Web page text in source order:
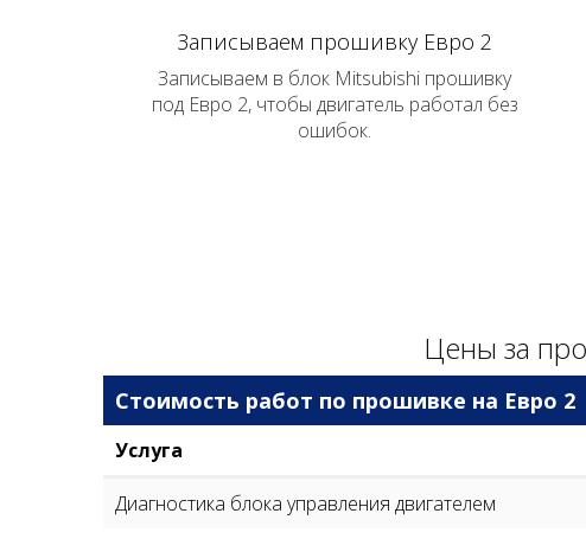
Записываем прошивку Евро 2
Записываем в блок Mitsubishi прошивку
под Евро 2, чтобы двигатель работал без
ошибок.
Цены за
Стоимость работ по прошивке на Евро 2
Услуга
Диагностика блока управления двигателем